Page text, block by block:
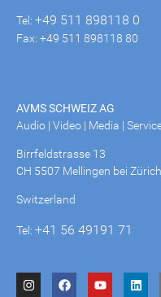
Tel: +49 511 898118 0
Fax: +49 511 898118 80
AVMS SCHWEIZ AG
Audio | Video | Media |
Birrfeldstrasse 13
CH 5507 Mellingen bei Zürich
Switzerland
Tel: +41 56 49191 71